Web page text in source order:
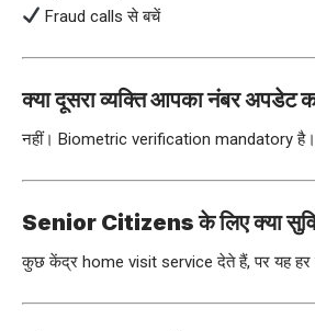
Fraud calls से बचें
क्या दूसरा व्यक्ति आपका नंबर अपडेट
नहीं। Biometric verification mandatory है।
Senior Citizens के लिए क्या
कुछ केंद्र home visit service देते हैं, पर यह हर